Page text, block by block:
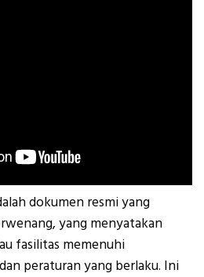
dokumen resmi yang
yang menyatakan
fasilitas memenuhi
peraturan yang berlaku. Ini